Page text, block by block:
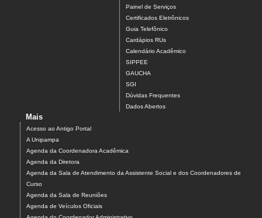
Painel de Serviços
Certificados Eletrônicos
Guia Telefônico
Cardápios RUs
Calendário Acadêmico
SIPPEE
GAUCHA
SGI
Dúvidas Frequentes
Dados Abertos
Mais
Acesso ao Antigo Portal
A Unipampa
Agenda da Coordenadora Acadêmica
Agenda da Diretora
Agenda da Sala de Atendimento da Assistente Social e dos Coordenadores de
Curso
Agenda da Sala de Reuniões
Agenda de Veículos Oficiais